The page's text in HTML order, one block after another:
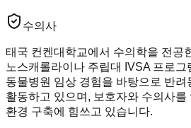
수의사
태국 컨켄대학교에서 수의학을 전공
노스캐롤라이나 주립대 IVSA 프로
동물병원 임상 경험을 바탕으로 반려
활동하고 있으며, 보호자와 수의사를
환경 구축에 힘쓰고 있습니다.